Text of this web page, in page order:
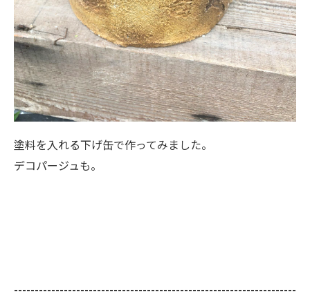
塗料を入れる下げ缶で作ってみました。
デコパージュも。
--------------------------------------------------------------------